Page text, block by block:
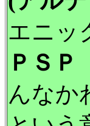
エニッ
ＰＳＰ
んなか